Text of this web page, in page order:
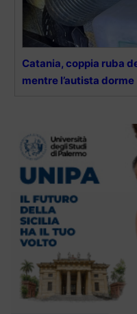
Catania, coppia ruba
mentre l’autista dorme